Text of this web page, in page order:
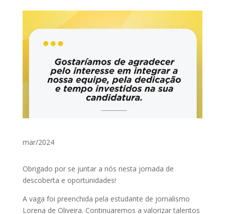
mar/2024
Obrigado por se juntar a nós nesta jornada de
descoberta e oportunidades!
A vaga foi preenchida pela estudante de jornalismo
Lorena de Oliveira. Continuaremos a valorizar talentos